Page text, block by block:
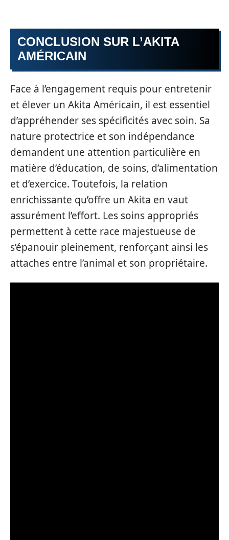
CONCLUSION SUR L’AKITA
AMÉRICAIN
Face à l’engagement requis pour entretenir
et élever un Akita Américain, il est essentiel
d’appréhender ses spécificités avec soin. Sa
nature protectrice et son indépendance
demandent une attention particulière en
matière d’éducation, de soins, d’alimentation
et d’exercice. Toutefois, la relation
enrichissante qu’offre un Akita en vaut
assurément l’effort. Les soins appropriés
permettent à cette race majestueuse de
s’épanouir pleinement, renforçant ainsi les
attaches entre l’animal et son propriétaire.